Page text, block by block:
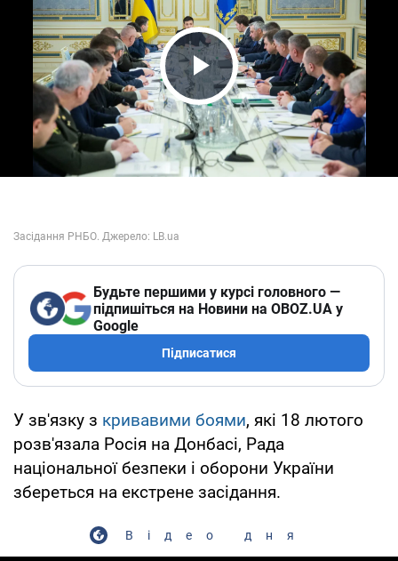
Play Video
Будьте першими у курсі головного —
підпишіться на Новини на OBOZ.UA у
Google
Підписатися
У зв'язку з кривавими боями, які 18 лютого
розв'язала Росія на Донбасі, Рада
національної безпеки і оборони України
збереться на екстрене засідання.
Відео дня